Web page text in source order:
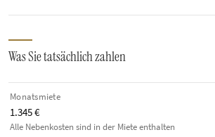
Was Sie tatsächlich zahlen
Monatsmiete
1.345 €
Alle Nebenkosten sind in der Miete enthalten